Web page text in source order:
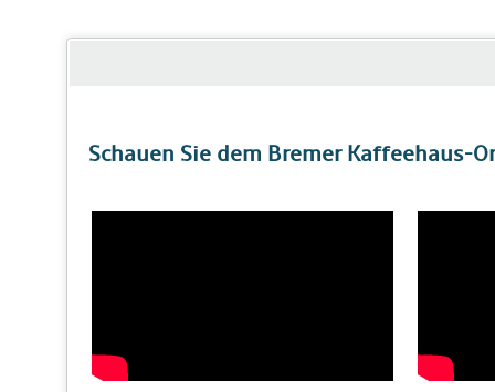
Schauen Sie dem Bremer Kaffeehaus-